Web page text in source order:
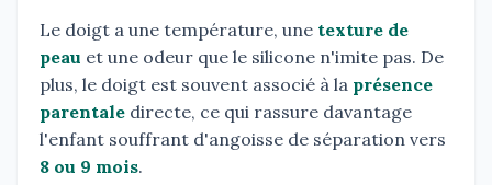
Le doigt a une température, une texture de
peau et une odeur que le silicone n'imite pas. De
plus, le doigt est souvent associé à la présence
parentale directe, ce qui rassure davantage
l'enfant souffrant d'angoisse de séparation vers
8 ou 9 mois.